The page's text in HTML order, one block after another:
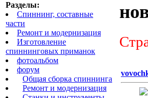
Разделы:
Спиннинг, составные
части
Ремонт и модернизация
Изготовление
спиннинговых приманок
фотоальбом
форум
Общая сборка спиннинга
Ремонт и модернизация